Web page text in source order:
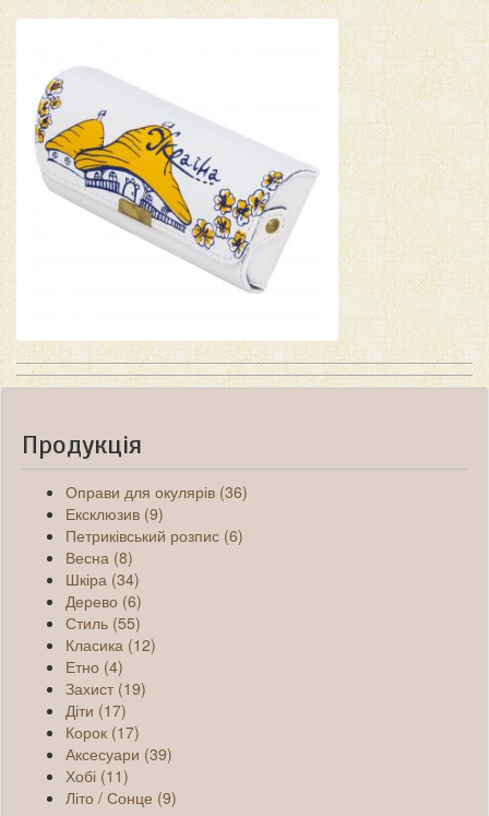
Продукція
Оправи для окулярів (36)
Ексклюзив (9)
Петриківський розпис (6)
Весна (8)
Шкіра (34)
Дерево (6)
Стиль (55)
Класика (12)
Етно (4)
Захист (19)
Діти (17)
Корок (17)
Аксесуари (39)
Хобі (11)
Літо / Сонце (9)